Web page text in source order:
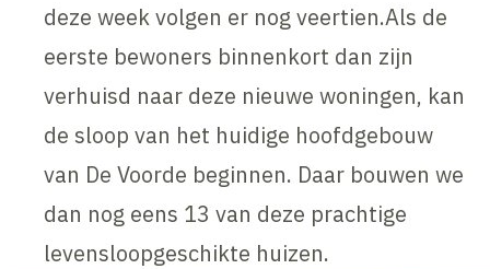
deze week volgen er nog veertien.Als de
eerste bewoners binnenkort dan zijn
verhuisd naar deze nieuwe woningen, kan
de sloop van het huidige hoofdgebouw
van De Voorde beginnen. Daar bouwen we
dan nog eens 13 van deze prachtige
levensloopgeschikte huizen.